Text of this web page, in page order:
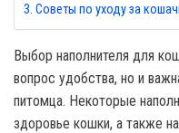
Советы по уходу за
Выбор наполнителя для
вопрос удобства, но и
питомца. Некоторые
здоровье кошки, а также